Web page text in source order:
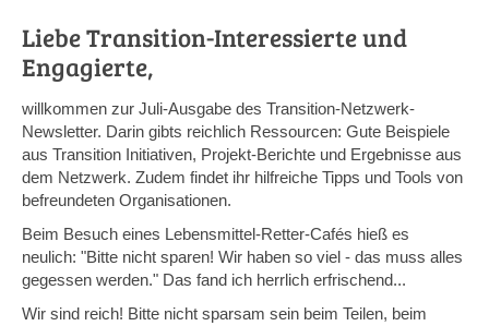
Liebe Transition-Interessierte und
Engagierte,
willkommen zur Juli-Ausgabe des Transition-Netzwerk-
Newsletter. Darin gibts reichlich Ressourcen: Gute Beispiele
aus Transition Initiativen, Projekt-Berichte und Ergebnisse aus
dem Netzwerk. Zudem findet ihr hilfreiche Tipps und Tools von
befreundeten Organisationen.
Beim Besuch eines Lebensmittel-Retter-Cafés hieß es
neulich: "Bitte nicht sparen! Wir haben so viel - das muss alles
gegessen werden." Das fand ich herrlich erfrischend...
Wir sind reich! Bitte nicht sparsam sein beim Teilen, beim